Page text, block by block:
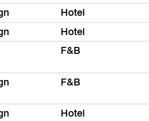
Hotel
Hotel
F&B
F&B
Hotel